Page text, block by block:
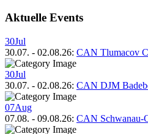
Aktuelle Events
30Jul
30.07. - 02.08.26: CAN Tlumacov
30Jul
30.07. - 02.08.26: CAN DJM
07Aug
07.08. - 09.08.26: CAN Schwanau-